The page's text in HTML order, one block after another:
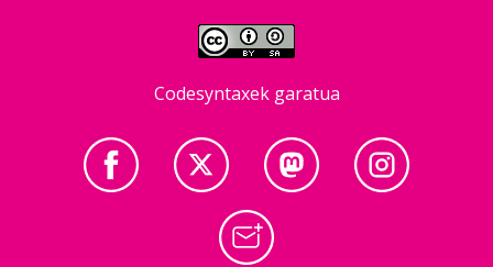
Codesyntaxek garatua